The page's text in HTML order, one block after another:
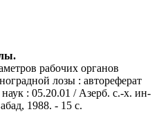
рабочих органов
лозы : автореферат
: 05.20.01 / Азерб. с.-х. ин-
1988. - 15 с.